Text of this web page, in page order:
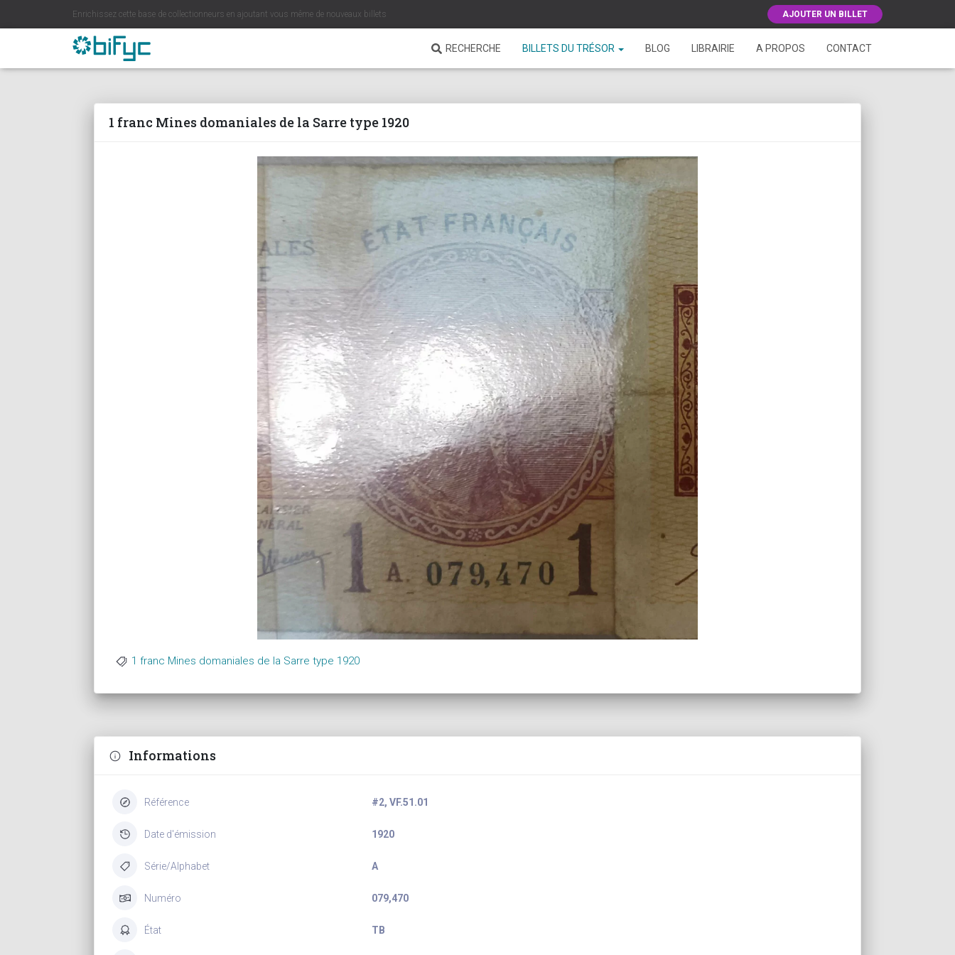
Enrichissez cette base de collectionneurs en ajoutant vous même de nouveaux billets AJOUTER UN BILLET
RECHERCHE BILLETS DU TRÉSOR BLOG LIBRAIRIE A PROPOS CONTACT
1 franc Mines domaniales de la Sarre type 1920
1 franc Mines domaniales de la Sarre type 1920
Informations
Référence #2, VF.51.01
Date d'émission 1920
Série/Alphabet A
Numéro 079,470
État TB